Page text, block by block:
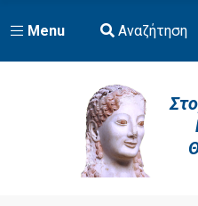
Menu Αναζήτηση